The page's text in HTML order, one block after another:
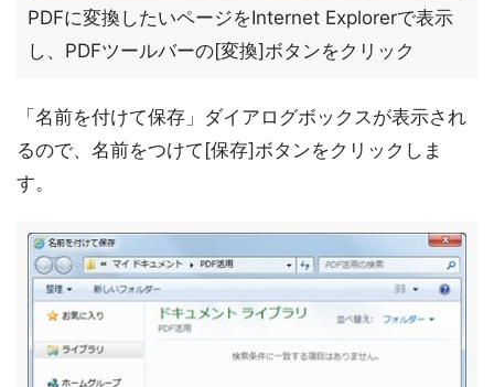
PDFに変換したいページをInternet Explorerで表示
し、PDFツールバーの[変換]ボタンをクリック
「名前を付けて保存」ダイアログボックスが表示され
るので、名前をつけて[保存]ボタンをクリックしま
す。